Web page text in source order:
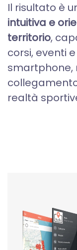
Il risultato è
intuitiva e
territorio,
corsi, eventi
smartphone,
realtà